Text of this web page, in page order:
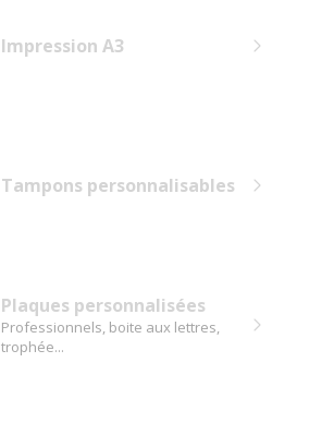
Impression A3
Tampons personnalisables
Plaques personnalisées
Professionnels, boite aux lettres,
trophée...